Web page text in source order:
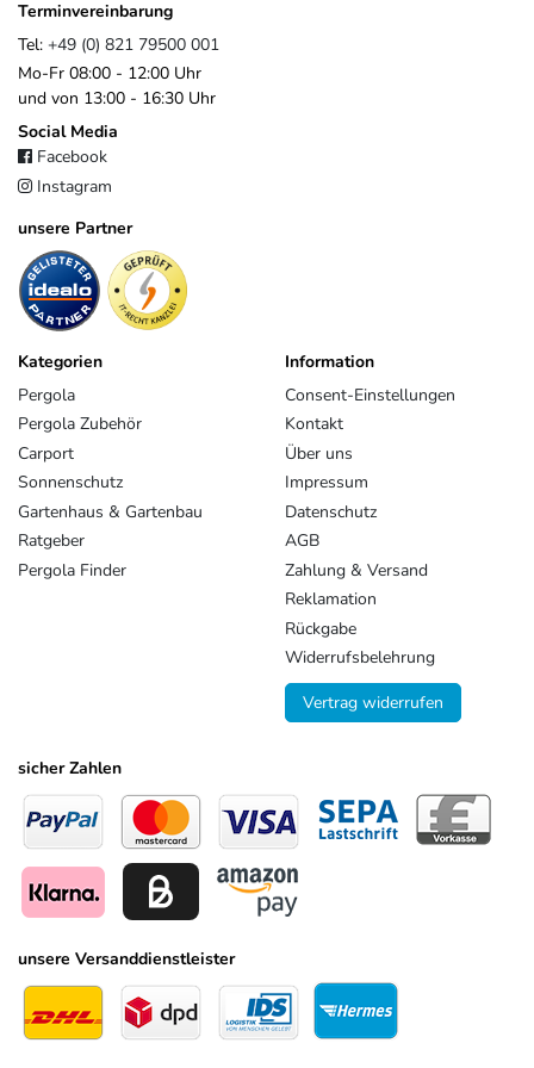
abgestimmt sind.
Im Gegensatz zu anonymen Importlösungen profitieren Sie von
einem klaren Ansprechpartner, gewachsenen Strukturen und einem
Unternehmen, das langfristig hinter seinen Produkten steht.
EU-Verantwortlicher
Pegaso Marine Handel und Service GmbH
Weberstrasse 8
86462 Langweid am Lech
service@heimundgarten24.de
+49 821 79500 001
https://www.weide.de/kontakt/
Terminvereinbarung
Tel: +49 (0) 821 79500 001
Mo-Fr 08:00 - 12:00 Uhr
und von 13:00 - 16:30 Uhr
Social Media
Facebook
Instagram
unsere Partner
Kategorien
Pergola
Pergola Zubehör
Carport
Sonnenschutz
Gartenhaus & Gartenbau
Ratgeber
Pergola Finder
Information
Consent-Einstellungen
Kontakt
Über uns
Impressum
Datenschutz
AGB
Zahlung & Versand
Reklamation
Rückgabe
Widerrufsbelehrung
Vertrag widerrufen
sicher Zahlen
unsere Versanddienstleister